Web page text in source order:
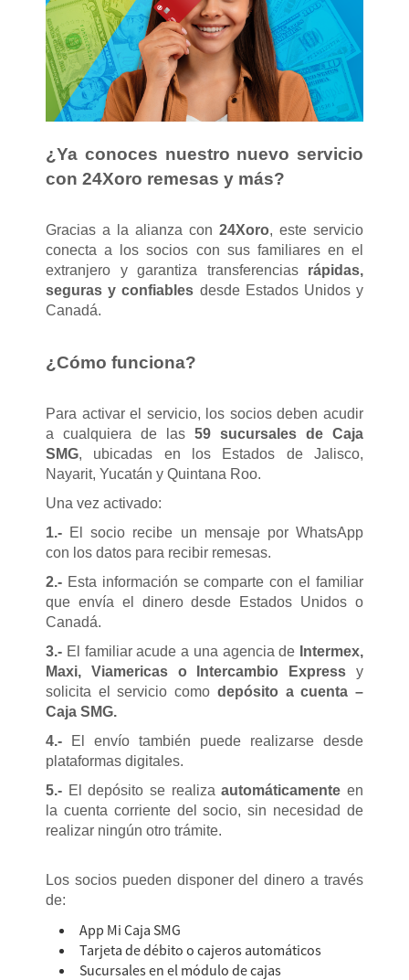
¿Ya conoces nuestro nuevo servicio
con 24Xoro remesas y más?
Gracias a la alianza con 24Xoro, este servicio
conecta a los socios con sus familiares en el
extranjero y garantiza transferencias rápidas,
seguras y confiables desde Estados Unidos y
Canadá.
¿Cómo funciona?
Para activar el servicio, los socios deben acudir
a cualquiera de las 59 sucursales de Caja
SMG, ubicadas en los Estados de Jalisco,
Nayarit, Yucatán y Quintana Roo.
Una vez activado:
1.- El socio recibe un mensaje por WhatsApp
con los datos para recibir remesas.
2.- Esta información se comparte con el familiar
que envía el dinero desde Estados Unidos o
Canadá.
3.- El familiar acude a una agencia de Intermex,
Maxi, Viamericas o Intercambio Express y
solicita el servicio como depósito a cuenta –
Caja SMG.
4.- El envío también puede realizarse desde
plataformas digitales.
5.- El depósito se realizaautomáticamente en
la cuenta corriente del socio, sin necesidad de
realizar ningún otro trámite.
Los socios pueden disponer del dinero a través
de:
App Mi Caja SMG
Tarjeta de débito o cajeros automáticos
Sucursales en el módulo de cajas